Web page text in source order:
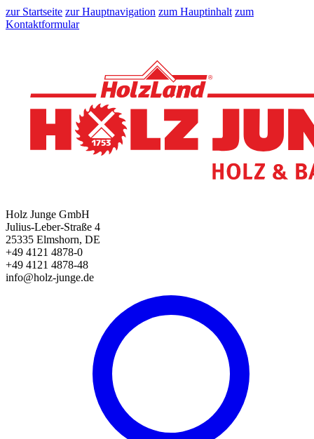
zur Startseite zur Hauptnavigation zum Hauptinhalt zum
Kontaktformular
Holz Junge GmbH
Julius-Leber-Straße 4
25335 Elmshorn, DE
+49 4121 4878-0
+49 4121 4878-48
info@holz-junge.de